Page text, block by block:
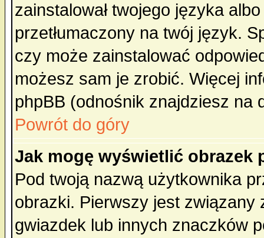
zainstalował twojego języka
przetłumaczony na twój język.
czy może zainstalować
możesz sam je zrobić. Więcej
phpBB (odnośnik znajdziesz na
Powrót do góry
Jak mogę wyświetlić obrazek
Pod twoją nazwą użytkownika
obrazki. Pierwszy jest
gwiazdek lub innych znaczków